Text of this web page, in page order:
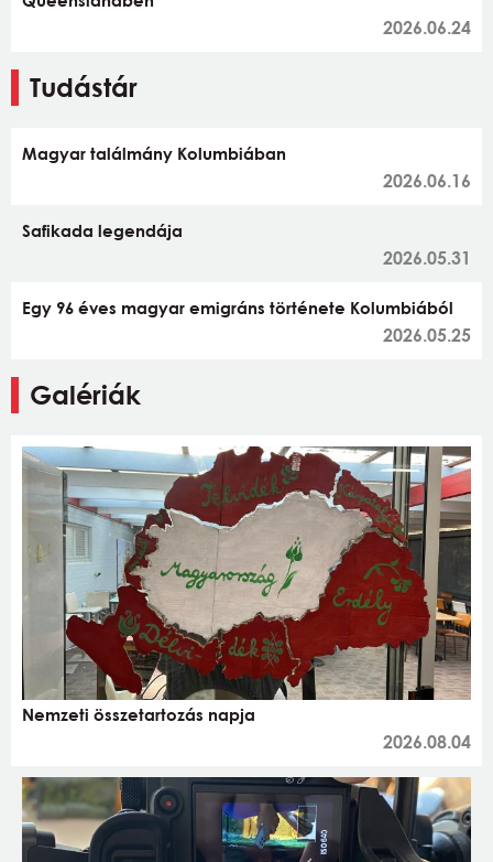
2026.06.24
Tudástár
Magyar találmány Kolumbiában
2026.06.16
Safikada legendája
2026.05.31
Egy 96 éves magyar emigráns története Kolumbiából
2026.05.25
Galériák
Nemzeti összetartozás napja
2026.08.04